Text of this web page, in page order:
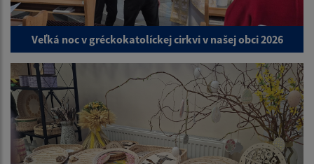
Veľká noc v gréckokatolíckej cirkvi v našej obci 2026